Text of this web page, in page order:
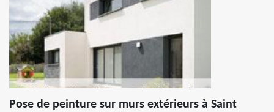
Pose de peinture sur murs extérieurs à Saint